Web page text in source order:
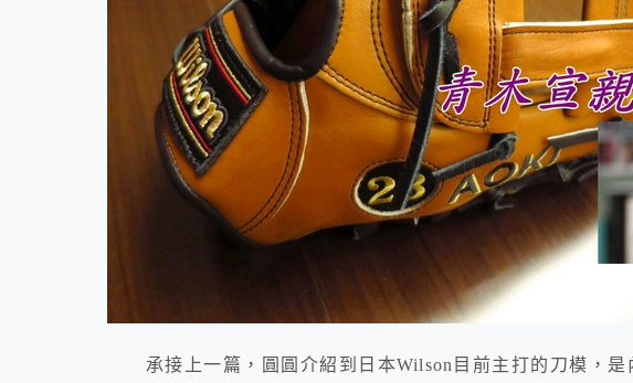
承接上一篇，圓圓介紹到日本Wilson目前主打的刀模，是